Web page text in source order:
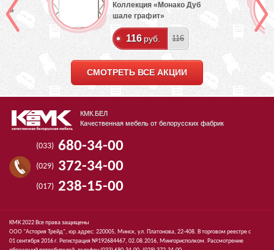
Коллекция «Монако Дуб
шале графит»
116 руб. 116
СМОТРЕТЬ ВСЕ АКЦИИ
КМК.БЕЛ
Качественная мебель от белорусских фабрик
(033) 680-34-00
(029) 372-34-00
(017) 238-15-00
КМК 2022 Все права защищены
ООО "Астория Трейд", юр.адрес: 220005, Минск, ул. Платонова, 22-408. В торговом реестре с
01 сентября 2016 г. Регистрация №192684467, 02.08.2016, Мингорисполком. Рассмотрение